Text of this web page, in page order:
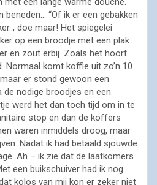
beneden… “Of ik er een gebakken
doe maar! Het spiegelei
op een broodje met een plak
en zout erbij. Zoals het hoort.
Normaal komt koffie uit zo’n 10
er stond gewoon een
nodige broodjes en een
werd het dan toch tijd om in te
stop en dan de koffers
waren inmiddels droog, maar
Nadat ik had betaald sjouwde
Ah – ik zie dat de laatkomers
een buikschuiver had ik nog
kolos van mij kon er zeker niet